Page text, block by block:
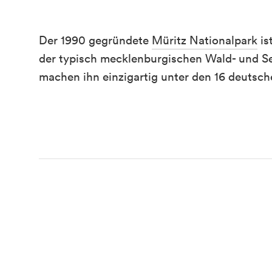
Der 1990 gegründete Müritz Nationalpark
der typisch mecklenburgischen Wald- und
machen ihn einzigartig unter den 16